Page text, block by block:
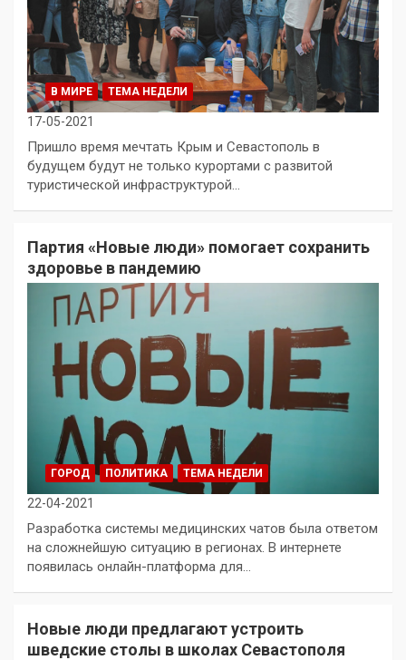
В МИРЕ ТЕМА НЕДЕЛИ
17-05-2021
Пришло время мечтать Крым и Севастополь в
будущем будут не только курортами с развитой
туристической инфраструктурой…
Партия «Новые люди» помогает сохранить
здоровье в пандемию
ГОРОД ПОЛИТИКА ТЕМА НЕДЕЛИ
22-04-2021
Разработка системы медицинских чатов была ответом
на сложнейшую ситуацию в регионах. В интернете
появилась онлайн-платформа для…
Новые люди предлагают устроить
шведские столы в школах Севастополя